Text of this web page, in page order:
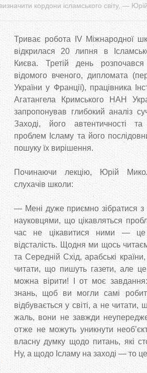
кордони ісламського світу, —
Триває робота IV Міжнародної
відкрилася 20 липня в
Києва. Третій день
відомого вченого, дипломата
України у Франції), працівника
Агатангела Кримського НАН
запропонував глибокий аналіз
Заході, його автентичності та
проблем Ісламу та його
пошуку їх вирішення.
Починаючи лекцію, Юрій
слухачів школи:
— Мені дуже приємно зібратися
науковцями, що цікавляться
час не цікавитися ними — це
відсталість. Щодня ми щось
та Середній Схід, арабські
читати, що пишуть газети, але
можна вірити! І от моє
знань, щоб ви могли самі
відбувається у світі, а не
жаль, вони не завжди
отже не можуть уникнути
власну думку щодо питань, які
Ну, а щодо Ісламу на заході — то